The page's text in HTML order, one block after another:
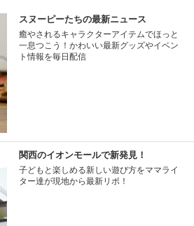
スヌーピーたちの最新ニュース
癒やされるキャラクターアイテムでほっと
一息つこう！かわいい最新グッズやイベン
ト情報を毎日配信
関西のイオンモールで新発見！
子どもと楽しめる新しい遊び方をママライ
ター達が現地から最新リポ！